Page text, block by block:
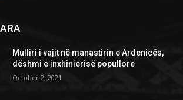
Mulliri i vajit në manastirin e Ardenicës,
dëshmi e inxhinierisë popullore
October 2, 2021